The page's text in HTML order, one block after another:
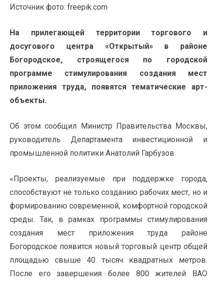
Источник фото: freepik.com
На прилегающей территории торгового и
досугового центра «Открытый» в районе
Богородское, строящегося по городской
программе стимулирования создания мест
приложения труда, появятся тематические арт-
объекты.
Об этом сообщил Министр Правительства Москвы,
руководитель Департамента инвестиционной и
промышленной политики Анатолий Гарбузов.
«Проекты, реализуемые при поддержке города,
способствуют не только созданию рабочих мест, но и
формированию современной, комфортной городской
среды. Так, в рамках программы стимулирования
создания мест приложения труда районе
Богородское появится новый торговый центр общей
площадью свыше 40 тысяч квадратных метров.
После его завершения более 800 жителей ВАО